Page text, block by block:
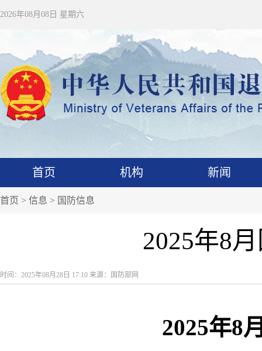
2026年08月08日 星期六
首页 机构 新闻
首页 > 信息 > 国防信息
2025年8
时间：2025年08月28日 17:10 来源：国防部网
2025年8